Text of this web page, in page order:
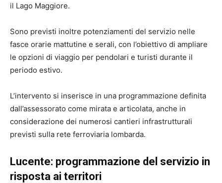
il Lago Maggiore.
Sono previsti inoltre potenziamenti del servizio nelle
fasce orarie mattutine e serali, con l’obiettivo di ampliare
le opzioni di viaggio per pendolari e turisti durante il
periodo estivo.
L’intervento si inserisce in una programmazione definita
dall’assessorato come mirata e articolata, anche in
considerazione dei numerosi cantieri infrastrutturali
previsti sulla rete ferroviaria lombarda.
Lucente: programmazione del servizio in
risposta ai territori